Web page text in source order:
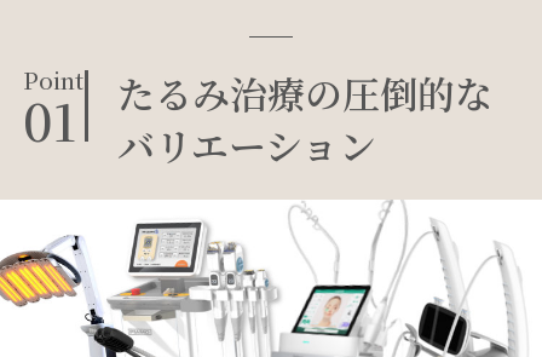
Point
01
たるみ治療の圧倒的な
バリエーション